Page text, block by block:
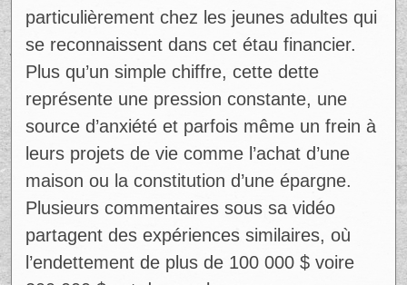
Ce témoignage met en lumière une
problématique qui touche plusieurs jeunes
au Québec et ailleurs : le poids colossale
des dettes étudiantes combinées aux coûts
élevés du logement et du véhicule.
Souvent, pour avancer dans leurs études
ou leur carrière, les jeunes doivent
s’endetter massivement, mais une fois sur
le marché du travail, ils font face à des
paiements qui grugent leur salaire presque